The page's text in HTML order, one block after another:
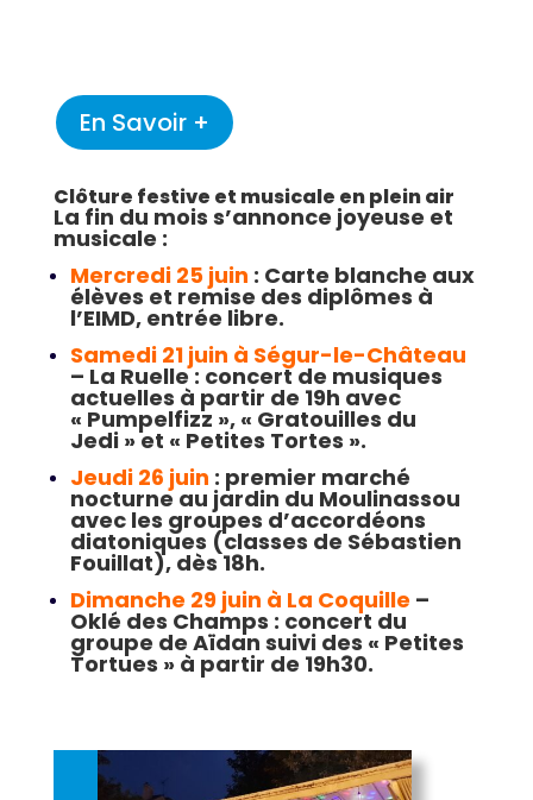
En Savoir +
Clôture festive et musicale en plein air
La fin du mois s’annonce joyeuse et
musicale :
Mercredi 25 juin : Carte blanche aux
élèves et remise des diplômes à
l’EIMD, entrée libre.
Samedi 21 juin à Ségur-le-Château
– La Ruelle : concert de musiques
actuelles à partir de 19h avec
« Pumpelfizz », « Gratouilles du
Jedi » et « Petites Tortes ».
Jeudi 26 juin : premier marché
nocturne au jardin du Moulinassou
avec les groupes d’accordéons
diatoniques (classes de Sébastien
Fouillat), dès 18h.
Dimanche 29 juin à La Coquille –
Oklé des Champs : concert du
groupe de Aïdan suivi des « Petites
Tortues » à partir de 19h30.